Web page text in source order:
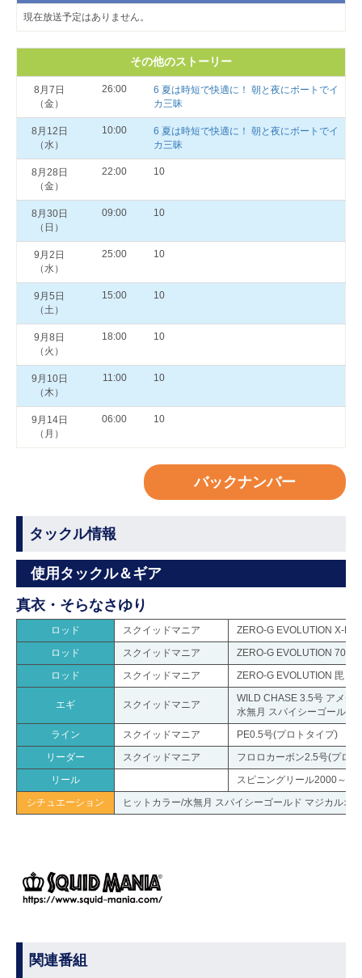
現在放送予定はありません。
その他のストーリー
8月7日
（金）
26:00
6 夏は時短で快適に！ 朝と夜にボートでイ
カ三昧
8月12日
（水）
10:00
6 夏は時短で快適に！ 朝と夜にボートでイ
カ三昧
8月28日
（金）
22:00 10
8月30日
（日）
09:00 10
9月2日
（水）
25:00 10
9月5日
（土）
15:00 10
9月8日
（火）
18:00 10
9月10日
（木）
11:00 10
9月14日
（月）
06:00 10
バックナンバー
タックル情報
使用タックル＆ギア
真衣・そらなさゆり
ロッド スクイッドマニア
ZERO-G EVOLUTION X-
ロッド
スクイッドマニア
ZERO-G EVOLUTION 702
ロッド
スクイッドマニア ZERO-G EVOLUTION 毘
エギ スクイッドマニア
WILD CHASE 3.5号 アメチ
水無月 スパイシーゴールド
ライン
スクイッドマニア
PE0.5号(プロトタイプ)
リーダー
スクイッドマニア
フロロカーボン2.5号(プロ
リール
スピニングリール2000～
シチュエーション
ヒットカラー/水無月 スパイシーゴールド マジカルオ
関連番組